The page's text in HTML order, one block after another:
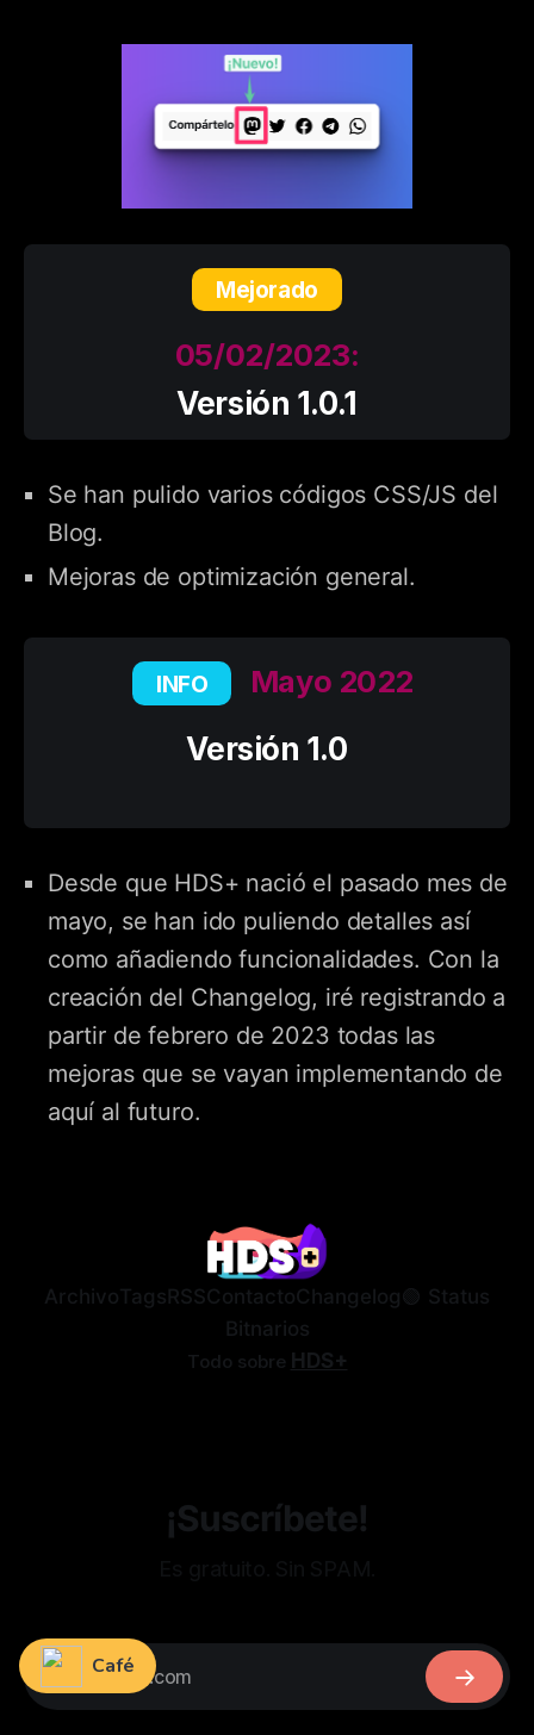
Mejorado
05/02/2023:
Versión 1.0.1
Se han pulido varios códigos CSS/JS del
Blog.
Mejoras de optimización general.
INFO
Mayo 2022
Versión 1.0
Desde que HDS+ nació el pasado mes de
mayo, se han ido puliendo detalles así
como añadiendo funcionalidades. Con la
creación del Changelog, iré registrando a
partir de febrero de 2023 todas las
mejoras que se vayan implementando de
aquí al futuro.
ArchivoTags RSSContactoChangelog🟢 Status
Bitnarios
Todo sobre HDS+
¡Suscríbete!